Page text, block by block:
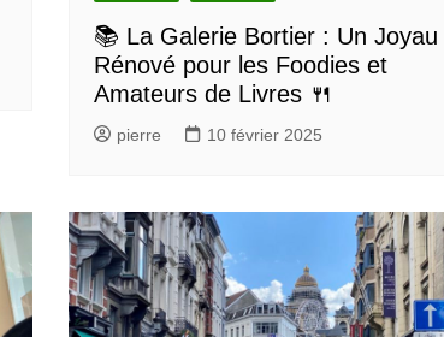
📚 La Galerie Bortier : Un Joyau
Rénové pour les Foodies et
Amateurs de Livres 🍴
pierre 10 février 2025